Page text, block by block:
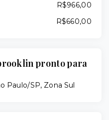
R$966,00
R$660,00
pronto para
Paulo/SP, Zona Sul